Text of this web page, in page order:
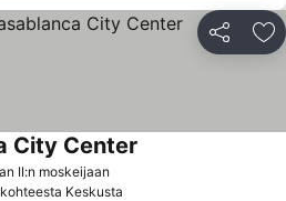
Jaa
II:n moskeijaan
City Center
Keskusta